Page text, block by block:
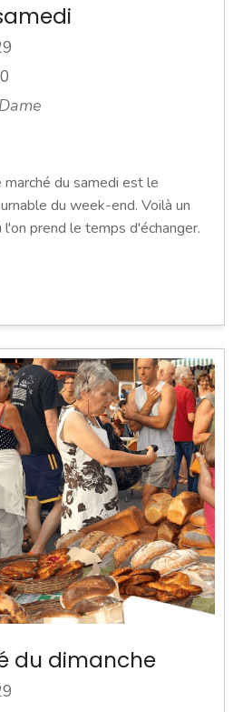
du samedi est le
du week-end. Voilà un
prend le temps d'échanger.
du dimanche